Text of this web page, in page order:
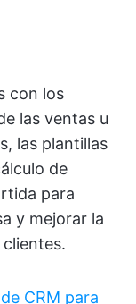
con los
las ventas u
las plantillas
de
para
y mejorar la
de CRM para